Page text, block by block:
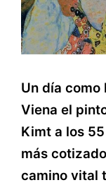
Un día como
Viena el
Kimt a los
más
camino vital